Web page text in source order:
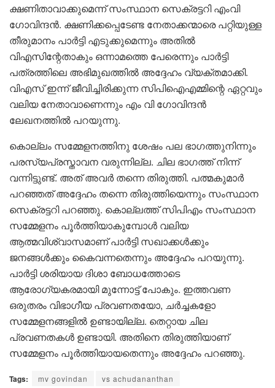
ക്ഷണിതാവാക്കുമെന്ന് സംസ്ഥാന സെക്രട്ടറി എംവി
ഗോവിന്ദൻ. ക്ഷണിക്കപ്പെടേണ്ട നേതാക്കന്മാരെ പറ്റിയുള്ള
തീരുമാനം പാർട്ടി എടുക്കുമെന്നും അതിൽ
വിഎസിന്റേതാകും ഒന്നാമത്തെ പേരെന്നും പാർട്ടി
പത്രത്തിലെ അഭിമുഖത്തിൽ അദ്ദേഹം വ്യക്തമാക്കി.
വിഎസ് ഇന്ന് ജീവിച്ചിരിക്കുന്ന സിപിഐഎമ്മിന്റെ ഏറ്റവും
വലിയ നേതാവാണെന്നും എം വി ഗോവിന്ദൻ
ലേഖനത്തിൽ പറയുന്നു.
കൊല്ലം സമ്മേളനത്തിനു ശേഷം പല ഭാഗത്തുനിന്നും
പരസ്യപ്രസ്താവന വരുന്നില്ല. ചില ഭാഗത്ത് നിന്ന്
വന്നിട്ടുണ്ട്. അത് അവർ തന്നെ തിരുത്തി. പത്മകുമാർ
പറഞ്ഞത് അദ്ദേഹം തന്നെ തിരുത്തിയെന്നും സംസ്ഥാന
സെക്രട്ടറി പറഞ്ഞു. കൊല്ലത്ത് സിപിഎം സംസ്ഥാന
സമ്മേളനം പൂർത്തിയാകുമ്പോൾ വലിയ
ആത്മവിശ്വാസമാണ് പാർട്ടി സഖാക്കൾക്കും
ജനങ്ങൾക്കും കൈവന്നതെന്നും അദ്ദേഹം പറയുന്നു.
പാർട്ടി ശരിയായ ദിശാ ബോധത്തോടെ
ആരോഗ്യകരമായി മുന്നോട്ട് പോകും. ഇത്തവണ
ഒരുതരം വിഭാഗീയ പ്രവണതയോ, ചർച്ചകളോ
സമ്മേളനങ്ങളിൽ ഉണ്ടായില്ല. തെറ്റായ ചില
പ്രവണതകൾ ഉണ്ടായി. അതിനെ തിരുത്തിയാണ്
സമ്മേളനം പൂർത്തിയായതെന്നും അദ്ദേഹം പറഞ്ഞു.
Tags: mv govindan vs achudananthan